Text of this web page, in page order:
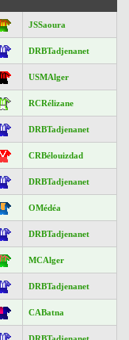
JSSaoura
DRBTadjenanet
USMAlger
RCRélizane
DRBTadjenanet
CRBélouizdad
DRBTadjenanet
OMédéa
DRBTadjenanet
MCAlger
DRBTadjenanet
CABatna